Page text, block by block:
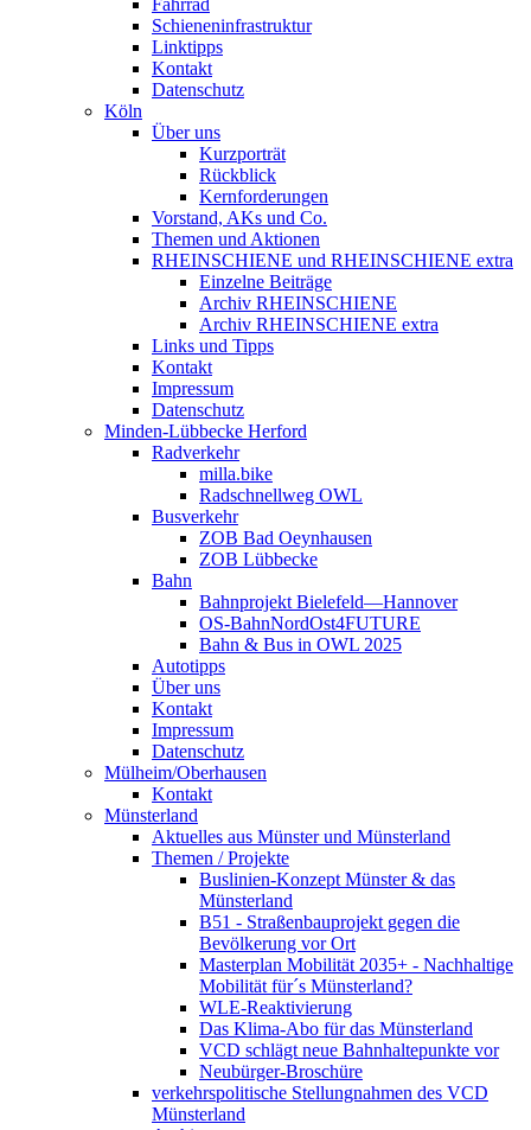
Fahrrad
Schieneninfrastruktur
Linktipps
Kontakt
Datenschutz
Köln
Über uns
Kurzporträt
Rückblick
Kernforderungen
Vorstand, AKs und Co.
Themen und Aktionen
RHEINSCHIENE und RHEINSCHIENE extra
Einzelne Beiträge
Archiv RHEINSCHIENE
Archiv RHEINSCHIENE extra
Links und Tipps
Kontakt
Impressum
Datenschutz
Minden-Lübbecke Herford
Radverkehr
milla.bike
Radschnellweg OWL
Busverkehr
ZOB Bad Oeynhausen
ZOB Lübbecke
Bahn
Bahnprojekt Bielefeld—Hannover
OS-BahnNordOst4FUTURE
Bahn & Bus in OWL 2025
Autotipps
Über uns
Kontakt
Impressum
Datenschutz
Mülheim/Oberhausen
Kontakt
Münsterland
Aktuelles aus Münster und Münsterland
Themen / Projekte
Buslinien-Konzept Münster & das
Münsterland
B51 - Straßenbauprojekt gegen die
Bevölkerung vor Ort
Masterplan Mobilität 2035+ - Nachhaltige
Mobilität für´s Münsterland?
WLE-Reaktivierung
Das Klima-Abo für das Münsterland
VCD schlägt neue Bahnhaltepunkte vor
Neubürger-Broschüre
verkehrspolitische Stellungnahmen des VCD
Münsterland